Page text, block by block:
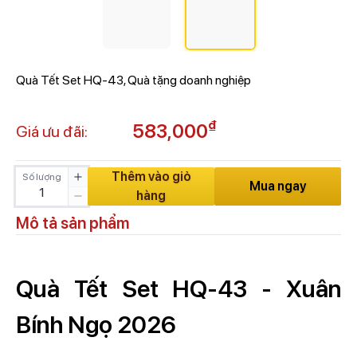
Quà Tết Set HQ-43, Quà tặng doanh nghiệp
Giá ưu đãi: 583,000₫
Số lượng
Thêm vào giỏ
hàng
Mua ngay
Mô tả sản phẩm
Quà Tết Set HQ-43 - Xuân
Bính Ngọ 2026